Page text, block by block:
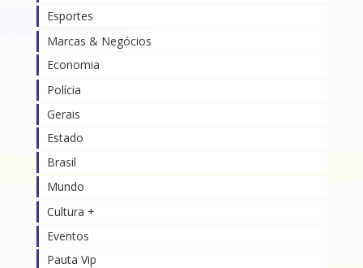
Esportes
Marcas & Negócios
Economia
Polícia
Gerais
Estado
Brasil
Mundo
Cultura +
Eventos
Pauta Vip